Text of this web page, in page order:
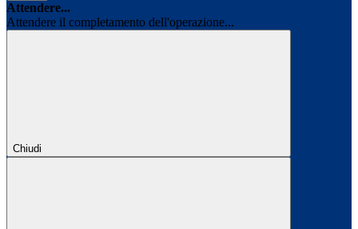
Attendere...
Attendere il completamento dell'operazione...
Chiudi